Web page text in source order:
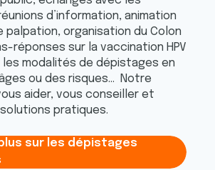
d’information, animation
palpation, organisation du Colon
réponses sur la vaccination HPV
les modalités de dépistages en
ou des risques… Notre
aider, vous conseiller et
pratiques.
sur les dépistages